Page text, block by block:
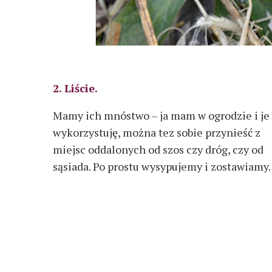
2. Liście.
Mamy ich mnóstwo – ja mam w ogrodzie i je
wykorzystuję, można tez sobie przynieść z
miejsc oddalonych od szos czy dróg, czy od
sąsiada. Po prostu wysypujemy i zostawiamy.